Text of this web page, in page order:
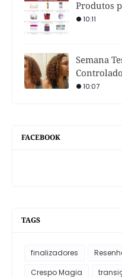
Produtos
10:11
Semana
10:07
FACEBOOK
TAGS
finalizadores
Crespo Magia